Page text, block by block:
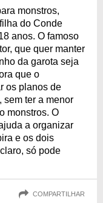
monstros,
do Conde
anos. O famoso
que quer manter
da garota seja
que o
os planos de
sem ter a menor
monstros. O
a organizar
e os dois
só pode
COMPARTILHAR